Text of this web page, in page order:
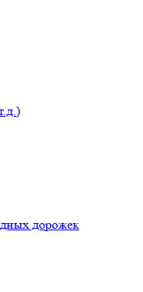
дорожек